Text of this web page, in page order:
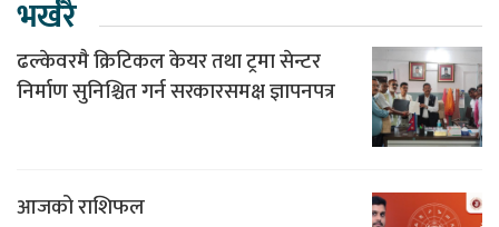
भर्खरै
ढल्केवरमै क्रिटिकल केयर तथा ट्रमा सेन्टर
निर्माण सुनिश्चित गर्न सरकारसमक्ष ज्ञापनपत्र
आजको राशिफल